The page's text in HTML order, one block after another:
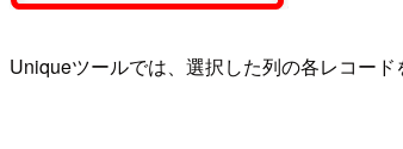
Uniqueツールでは、選択した列の各レコー